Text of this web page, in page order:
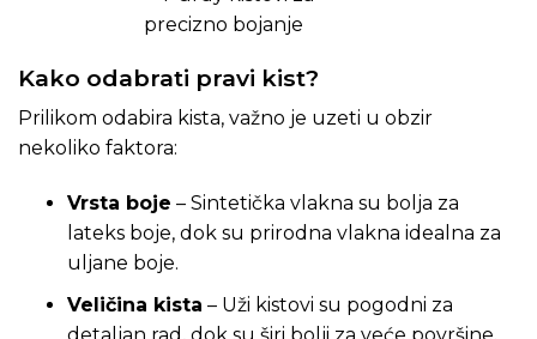
Kako odabrati pravi kist?
Prilikom odabira kista, važno je uzeti u obzir
nekoliko faktora:
Vrsta boje – Sintetička vlakna su bolja za
lateks boje, dok su prirodna vlakna idealna za
uljane boje.
Veličina kista – Uži kistovi su pogodni za